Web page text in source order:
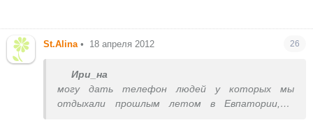
St.Alina • 18 апреля 2012 26
Ири_на
могу дать телефон людей у которых мы
отдыхали прошлым летом в Евпатории,мы